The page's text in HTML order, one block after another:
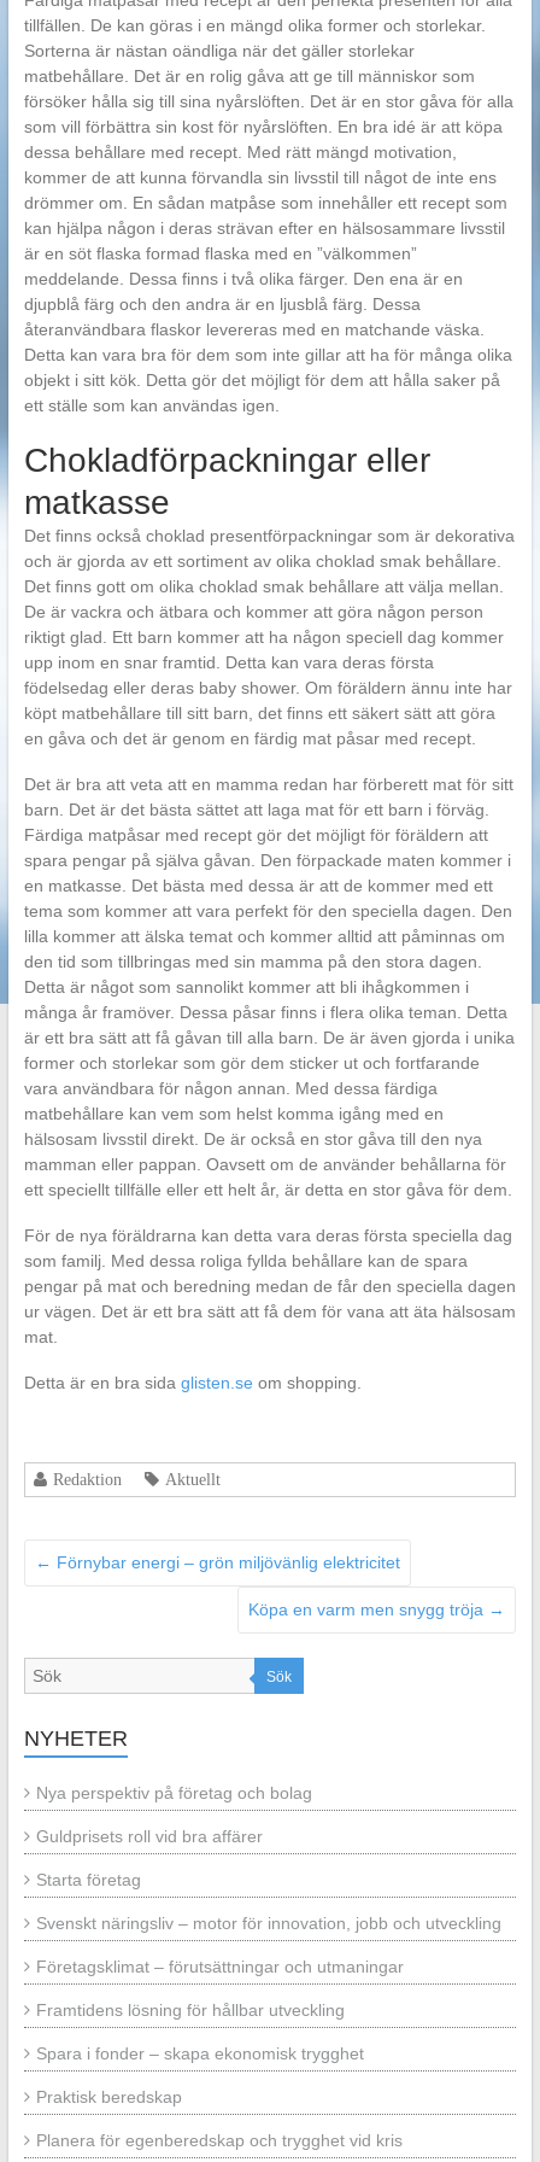
tillfällen. De kan göras i en mängd olika former och storlekar.
Sorterna är nästan oändliga när det gäller storlekar
matbehållare. Det är en rolig gåva att ge till människor som
försöker hålla sig till sina nyårslöften. Det är en stor gåva för alla
som vill förbättra sin kost för nyårslöften. En bra idé är att köpa
dessa behållare med recept. Med rätt mängd motivation,
kommer de att kunna förvandla sin livsstil till något de inte ens
drömmer om. En sådan matpåse som innehåller ett recept som
kan hjälpa någon i deras strävan efter en hälsosammare livsstil
är en söt flaska formad flaska med en ”välkommen”
meddelande. Dessa finns i två olika färger. Den ena är en
djupblå färg och den andra är en ljusblå färg. Dessa
återanvändbara flaskor levereras med en matchande väska.
Detta kan vara bra för dem som inte gillar att ha för många olika
objekt i sitt kök. Detta gör det möjligt för dem att hålla saker på
ett ställe som kan användas igen.
Chokladförpackningar eller
matkasse
Det finns också choklad presentförpackningar som är dekorativa
och är gjorda av ett sortiment av olika choklad smak behållare.
Det finns gott om olika choklad smak behållare att välja mellan.
De är vackra och ätbara och kommer att göra någon person
riktigt glad. Ett barn kommer att ha någon speciell dag kommer
upp inom en snar framtid. Detta kan vara deras första
födelsedag eller deras baby shower. Om föräldern ännu inte har
köpt matbehållare till sitt barn, det finns ett säkert sätt att göra
en gåva och det är genom en färdig mat påsar med recept.
Det är bra att veta att en mamma redan har förberett mat för sitt
barn. Det är det bästa sättet att laga mat för ett barn i förväg.
Färdiga matpåsar med recept gör det möjligt för föräldern att
spara pengar på själva gåvan. Den förpackade maten kommer i
en matkasse. Det bästa med dessa är att de kommer med ett
tema som kommer att vara perfekt för den speciella dagen. Den
lilla kommer att älska temat och kommer alltid att påminnas om
den tid som tillbringas med sin mamma på den stora dagen.
Detta är något som sannolikt kommer att bli ihågkommen i
många år framöver. Dessa påsar finns i flera olika teman. Detta
är ett bra sätt att få gåvan till alla barn. De är även gjorda i unika
former och storlekar som gör dem sticker ut och fortfarande
vara användbara för någon annan. Med dessa färdiga
matbehållare kan vem som helst komma igång med en
hälsosam livsstil direkt. De är också en stor gåva till den nya
mamman eller pappan. Oavsett om de använder behållarna för
ett speciellt tillfälle eller ett helt år, är detta en stor gåva för dem.
För de nya föräldrarna kan detta vara deras första speciella dag
som familj. Med dessa roliga fyllda behållare kan de spara
pengar på mat och beredning medan de får den speciella dagen
ur vägen. Det är ett bra sätt att få dem för vana att äta hälsosam
mat.
Detta är en bra sida glisten.se om shopping.
Redaktion Aktuellt
← Förnybar energi – grön miljövänlig elektricitet
Köpa en varm men snygg tröja →
Sök
NYHETER
Nya perspektiv på företag och bolag
Guldprisets roll vid bra affärer
Starta företag
Svenskt näringsliv – motor för innovation, jobb och utveckling
Företagsklimat – förutsättningar och utmaningar
Framtidens lösning för hållbar utveckling
Spara i fonder – skapa ekonomisk trygghet
Praktisk beredskap
Planera för egenberedskap och trygghet vid kris